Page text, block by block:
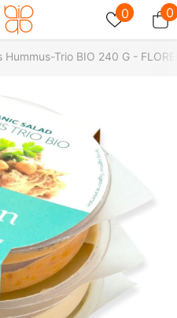
0 00
Hummus-Trio BIO 240 G -